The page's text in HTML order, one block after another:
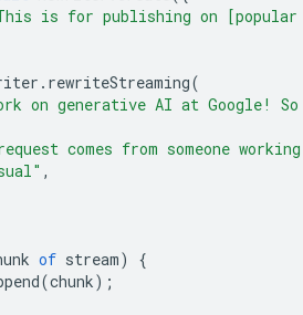
is for publishing on [popular
. rewriteStreaming(
on generative AI at Google!
comes from someone
,
of stream)
{
(chunk);